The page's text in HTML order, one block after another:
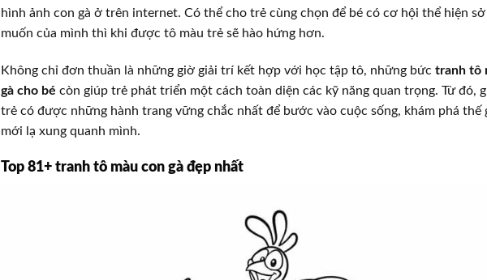
hình ảnh con gà ở trên internet. Có thể cho trẻ cùng chọn để bé có cơ hội thể hiện
muốn của mình thì khi được tô màu trẻ sẽ hào hứng hơn.
Không chỉ đơn thuần là những giờ giải trí kết hợp với học tập tô, những bức tranh tô
gà cho bé còn giúp trẻ phát triển một cách toàn diện các kỹ năng quan trọng. Từ đó,
trẻ có được những hành trang vững chắc nhất để bước vào cuộc sống, khám phá thế
mới lạ xung quanh mình.
Top 81+ tranh tô màu con gà đẹp nhất